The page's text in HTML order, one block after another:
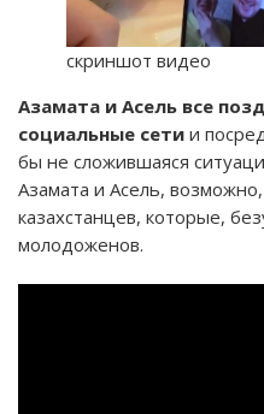
скриншот видео
Азамата и Асель все
социальные сети и
бы не сложившаяся
Азамата и Асель,
казахстанцев, которые,
молодоженов.